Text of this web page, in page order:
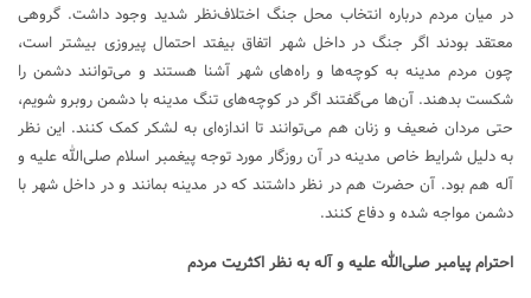
در میان مردم درباره انتخاب محل جنگ اختلاف‌نظر شدید وجود داشت. گروهی
معتقد بودند اگر جنگ در داخل شهر اتفاق بیفتد احتمال پیروزی بیشتر است،
چون مردم مدینه به کوچه‌ها و راه‌های شهر آشنا هستند و می‌توانند دشمن را
شکست بدهند. آن‌ها می‌گفتند اگر در کوچه‌های تنگ مدینه با دشمن روبرو شویم،
حتی مردان ضعیف و زنان هم می‌توانند تا اندازه‌ای به لشکر کمک کنند. این نظر
به دلیل شرایط خاص مدینه در آن روزگار مورد توجه پیغمبر اسلام صلی‌الله علیه و
آله هم بود. آن حضرت هم در نظر داشتند که در مدینه بمانند و در داخل شهر با
دشمن مواجه شده و دفاع کنند.
احترام پیامبر صلی‌الله علیه و آله به نظر اکثریت مردم